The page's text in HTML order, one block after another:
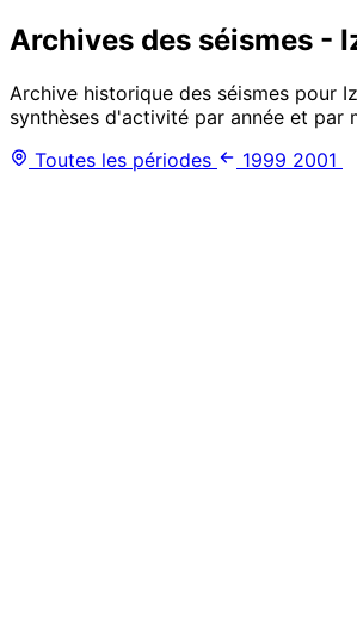
Archives des séismes -
Archive historique des séismes pour
synthèses d'activité par année et par
Toutes les périodes
1999 2001